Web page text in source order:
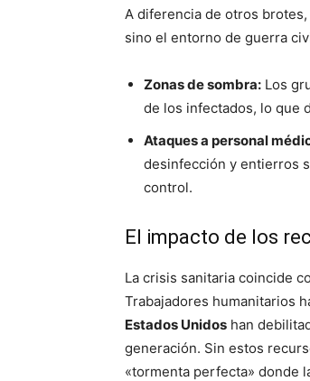
A diferencia de otros
sino el entorno de guerra
Zonas de sombra: Los
de los infectados, lo que
Ataques a personal
desinfección y entierros
control.
El impacto de los
La crisis sanitaria coincide
Trabajadores humanitarios
Estados Unidos han
generación. Sin estos
«tormenta perfecta» donde